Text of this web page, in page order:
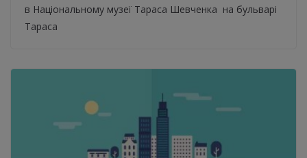
в Національному музеї Тараса Шевченка на бульварі
Тараса